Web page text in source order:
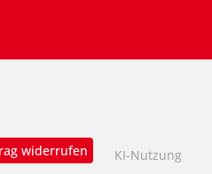
widerrufen KI-Nutzung